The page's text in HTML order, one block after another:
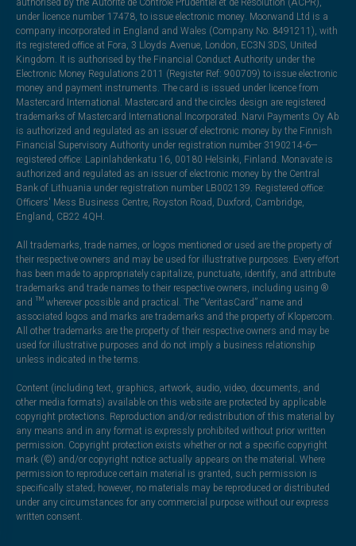
under licence number 17478, to issue electronic money. Moorwand Ltd is a
company incorporated in England and Wales (Company No. 8491211), with
its registered office at Fora, 3 Lloyds Avenue, London, EC3N 3DS, United
Kingdom. It is authorised by the Financial Conduct Authority under the
Electronic Money Regulations 2011 (Register Ref: 900709) to issue electronic
money and payment instruments. The card is issued under licence from
Mastercard International. Mastercard and the circles design are registered
trademarks of Mastercard International Incorporated. Narvi Payments Oy Ab
is authorized and regulated as an issuer of electronic money by the Finnish
Financial Supervisory Authority under registration number 3190214-6—
registered office: Lapinlahdenkatu 16, 00180 Helsinki, Finland. Monavate is
authorized and regulated as an issuer of electronic money by the Central
Bank of Lithuania under registration number LB002139. Registered office:
Officers' Mess Business Centre, Royston Road, Duxford, Cambridge,
England, CB22 4QH.
All trademarks, trade names, or logos mentioned or used are the property of
their respective owners and may be used for illustrative purposes. Every effort
has been made to appropriately capitalize, punctuate, identify, and attribute
trademarks and trade names to their respective owners, including using ®
and ™ wherever possible and practical. The “VeritasCard” name and
associated logos and marks are trademarks and the property of Klopercom.
All other trademarks are the property of their respective owners and may be
used for illustrative purposes and do not imply a business relationship
unless indicated in the terms.
Content (including text, graphics, artwork, audio, video, documents, and
other media formats) available on this website are protected by applicable
copyright protections. Reproduction and/or redistribution of this material by
any means and in any format is expressly prohibited without prior written
permission. Copyright protection exists whether or not a specific copyright
mark (©) and/or copyright notice actually appears on the material. Where
permission to reproduce certain material is granted, such permission is
specifically stated; however, no materials may be reproduced or distributed
under any circumstances for any commercial purpose without our express
written consent.